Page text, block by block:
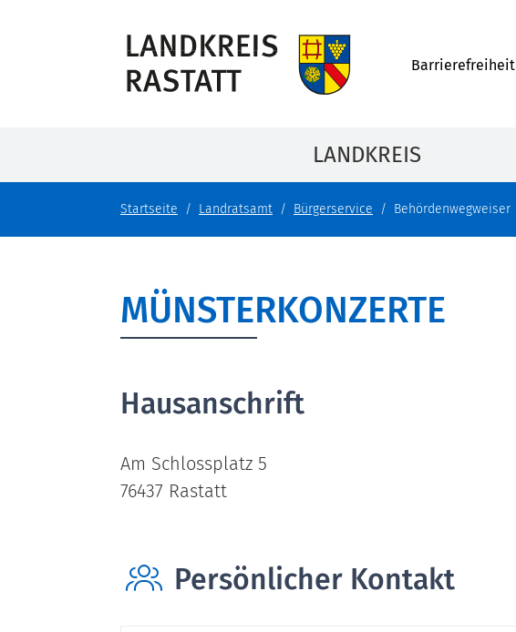
Barrierefreiheit
LANDKREIS
Startseite Landratsamt Bürgerservice Behördenwegweiser
MÜNSTERKONZERTE
Hausanschrift
Am Schlossplatz 5
76437 Rastatt
Persönlicher Kontakt